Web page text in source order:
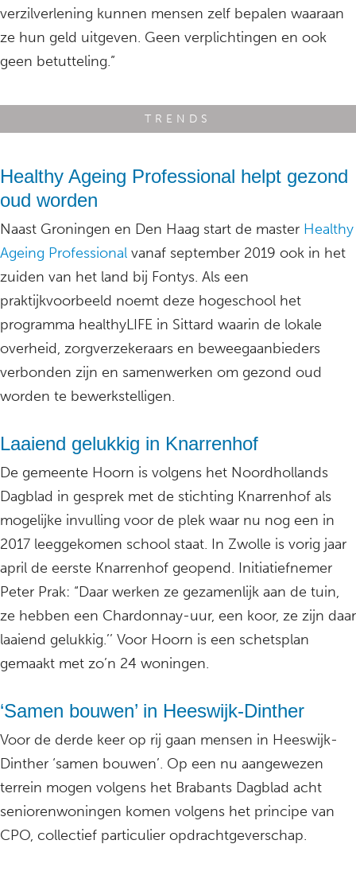
verzilverlening kunnen mensen zelf bepalen waaraan
ze hun geld uitgeven. Geen verplichtingen en ook
geen betutteling.”
TRENDS
Healthy Ageing Professional helpt gezond
oud worden
Naast Groningen en Den Haag start de master Healthy
Ageing Professional vanaf september 2019 ook in het
zuiden van het land bij Fontys. Als een
praktijkvoorbeeld noemt deze hogeschool het
programma healthyLIFE in Sittard waarin de lokale
overheid, zorgverzekeraars en beweegaanbieders
verbonden zijn en samenwerken om gezond oud
worden te bewerkstelligen.
Laaiend gelukkig in Knarrenhof
De gemeente Hoorn is volgens het Noordhollands
Dagblad in gesprek met de stichting Knarrenhof als
mogelijke invulling voor de plek waar nu nog een in
2017 leeggekomen school staat. In Zwolle is vorig jaar
april de eerste Knarrenhof geopend. Initiatiefnemer
Peter Prak: “Daar werken ze gezamenlijk aan de tuin,
ze hebben een Chardonnay-uur, een koor, ze zijn daar
laaiend gelukkig.’’ Voor Hoorn is een schetsplan
gemaakt met zo’n 24 woningen.
‘Samen bouwen’ in Heeswijk-Dinther
Voor de derde keer op rij gaan mensen in Heeswijk-
Dinther ‘samen bouwen’. Op een nu aangewezen
terrein mogen volgens het Brabants Dagblad acht
seniorenwoningen komen volgens het principe van
CPO, collectief particulier opdrachtgeverschap.